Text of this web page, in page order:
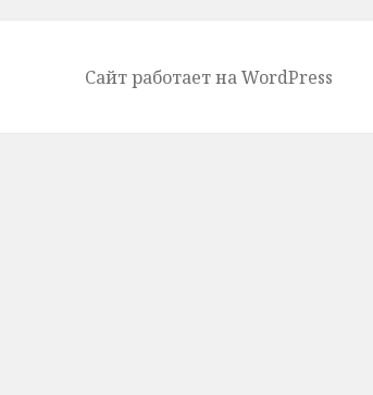
Сайт работает на WordPress